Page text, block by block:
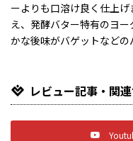
ーよりも口溶け良く仕上
え、発酵バター特有のヨ
かな後味がバゲットなどの
レビュー記事・関